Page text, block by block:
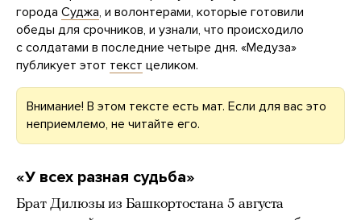
города Суджа, и волонтерами, которые готовили
обеды для срочников, и узнали, что происходило
с солдатами в последние четыре дня. «Медуза»
публикует этот текст целиком.
Внимание! В этом тексте есть мат. Если для вас это
неприемлемо, не читайте его.
«У всех разная судьба»
Брат Дилюзы из Башкортостана 5 августа